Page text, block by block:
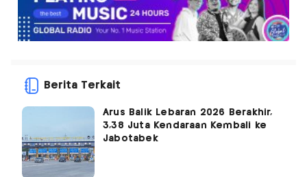
Berita Terkait
Arus Balik Lebaran 2026 Berakhir,
3,38 Juta Kendaraan Kembali ke
Jabotabek